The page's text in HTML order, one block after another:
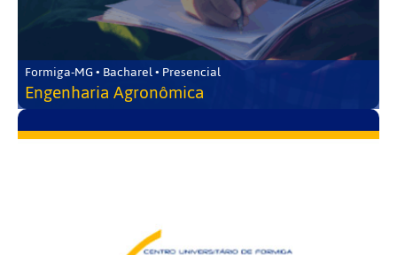
Formiga-MG • Bacharel • Presencial
Engenharia Agronômica